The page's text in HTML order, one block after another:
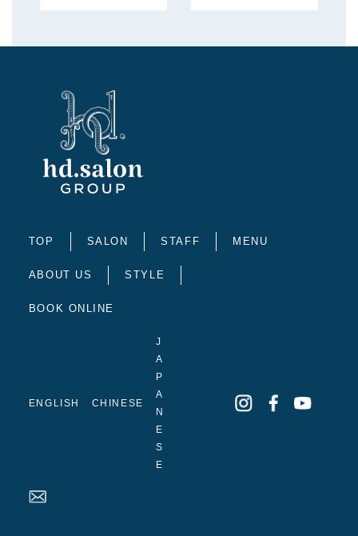
TOP SALON STAFF MENU
ABOUT US STYLE
BOOK ONLINE
ENGLISH CHINESE
J
A
P
A
N
E
S
E